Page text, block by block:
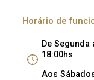
Horário de
De Segunda
18:00hs
Aos